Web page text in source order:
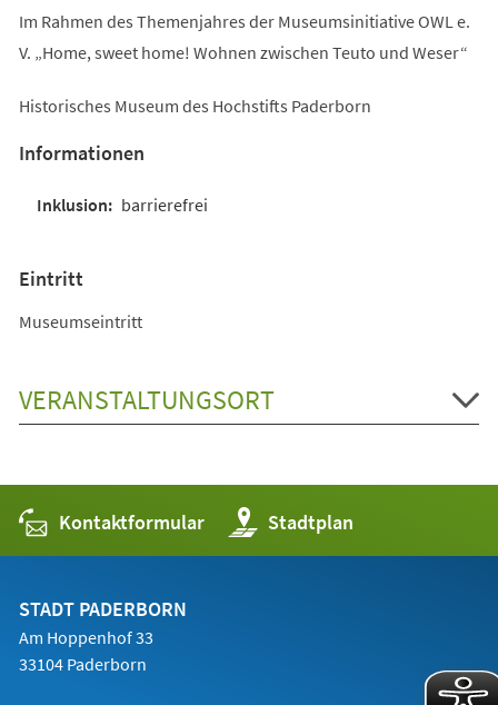
Im Rahmen des Themenjahres der Museumsinitiative OWL e.
V. „Home, sweet home! Wohnen zwischen Teuto und Weser“
Historisches Museum des Hochstifts Paderborn
Informationen
barrierefrei
Eintritt
Museumseintritt
VERANSTALTUNGSORT
Kontaktformular Stadtplan
(Öffnet
in
einem
STADT PADERBORN
Am Hoppenhof 33
33104 Paderborn